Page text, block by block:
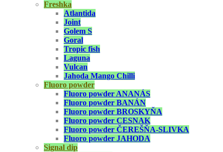
Freshka
Atlantida
Joint
Golem S
Goral
Tropic fish
Laguna
Vulcan
Jahoda Mango Chilli
Fluoro powder
Fluoro powder ANANÁS
Fluoro powder BANÁN
Fluoro powder BROSKYŇA
Fluoro powder CESNAK
Fluoro powder ČEREŠŇA-SLIVKA
Fluoro powder JAHODA
Signal dip